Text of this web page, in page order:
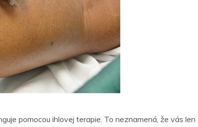
pomocou ihlovej terapie. To neznamená, že vás